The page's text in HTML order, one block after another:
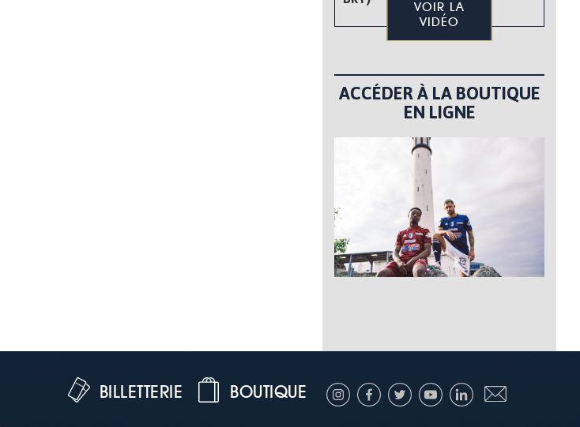
VOIR LA
VIDÉO
ACCÉDER À LA BOUTIQUE
EN LIGNE
BOUTIQUE
BILLETTERIE